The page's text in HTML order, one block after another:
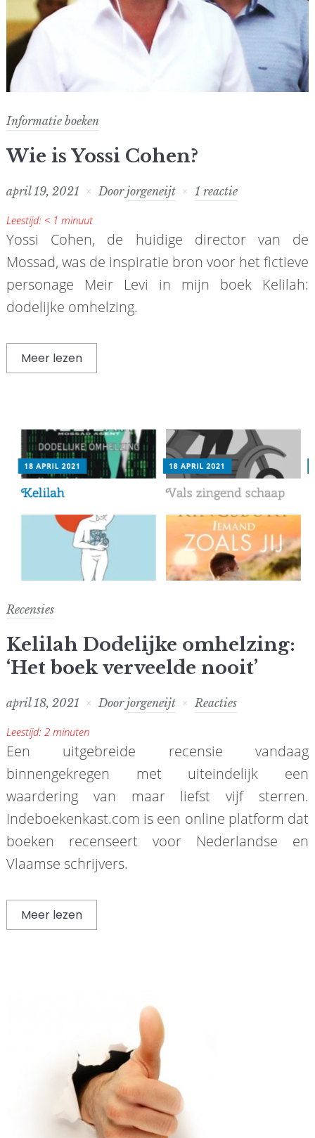
Informatie boeken
Wie is Yossi Cohen?
april 19, 2021 Doorjorgeneijt 1 reactie
Leestijd: < 1 minuut
Yossi Cohen, de huidige director van de
Mossad, was de inspiratie bron voor het fictieve
personage Meir Levi in mijn boek Kelilah:
dodelijke omhelzing.
Meer lezen
Recensies
Kelilah Dodelijke omhelzing:
‘Het boek verveelde nooit’
april 18, 2021 Doorjorgeneijt Reacties
Leestijd: 2 minuten
Een uitgebreide recensie vandaag
binnengekregen met uiteindelijk een
waardering van maar liefst vijf sterren.
Indeboekenkast.com is een online platform dat
boeken recenseert voor Nederlandse en
Vlaamse schrijvers.
Meer lezen